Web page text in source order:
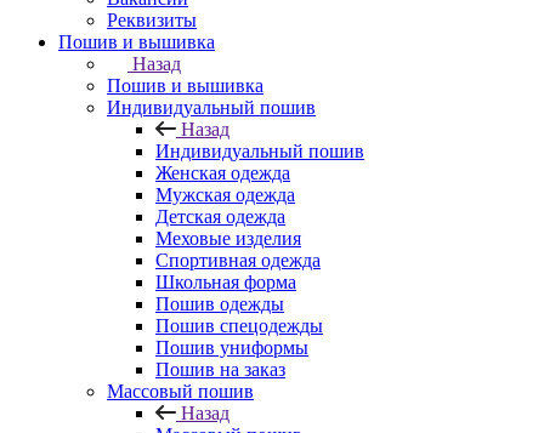
Реквизиты
Пошив и вышивка
Назад
Пошив и вышивка
Индивидуальный пошив
Назад
Индивидуальный пошив
Женская одежда
Мужская одежда
Детская одежда
Меховые изделия
Спортивная одежда
Школьная форма
Пошив одежды
Пошив спецодежды
Пошив униформы
Пошив на заказ
Массовый пошив
Назад